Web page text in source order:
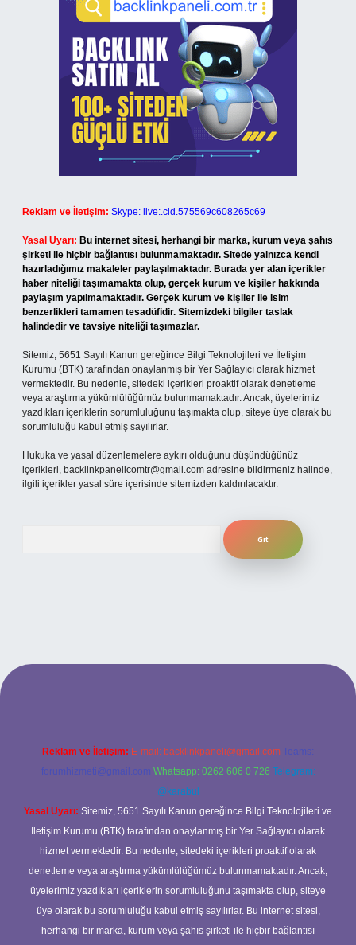
Reklam ve İletişim: Skype: live:.cid.575569c608265c69
Yasal Uyarı: Bu internet sitesi, herhangi bir marka, kurum veya şahıs
şirketi ile hiçbir bağlantısı bulunmamaktadır. Sitede yalnızca kendi
hazırladığımız makaleler paylaşılmaktadır. Burada yer alan içerikler
haber niteliği taşımamakta olup, gerçek kurum ve kişiler hakkında
paylaşım yapılmamaktadır. Gerçek kurum ve kişiler ile isim
benzerlikleri tamamen tesadüfidir. Sitemizdeki bilgiler taslak
halindedir ve tavsiye niteliği taşımazlar.
Sitemiz, 5651 Sayılı Kanun gereğince Bilgi Teknolojileri ve İletişim
Kurumu (BTK) tarafından onaylanmış bir Yer Sağlayıcı olarak hizmet
vermektedir. Bu nedenle, sitedeki içerikleri proaktif olarak denetleme
veya araştırma yükümlülüğümüz bulunmamaktadır. Ancak, üyelerimiz
yazdıkları içeriklerin sorumluluğunu taşımakta olup, siteye üye olarak bu
sorumluluğu kabul etmiş sayılırlar.
Hukuka ve yasal düzenlemelere aykırı olduğunu düşündüğünüz
içerikleri, backlinkpanelicomtr@gmail.com adresine bildirmeniz halinde,
ilgili içerikler yasal süre içerisinde sitemizden kaldırılacaktır.
Reklam ve İletişim: E-mail: backlinkpaneli@gmail.com Teams:
forumhizmeti@gmail.com Whatsapp: 0262 606 0 726 Telegram:
@karabul
Yasal Uyarı: Sitemiz, 5651 Sayılı Kanun gereğince Bilgi Teknolojileri ve
İletişim Kurumu (BTK) tarafından onaylanmış bir Yer Sağlayıcı olarak
hizmet vermektedir. Bu nedenle, sitedeki içerikleri proaktif olarak
denetleme veya araştırma yükümlülüğümüz bulunmamaktadır. Ancak,
üyelerimiz yazdıkları içeriklerin sorumluluğunu taşımakta olup, siteye
üye olarak bu sorumluluğu kabul etmiş sayılırlar. Bu internet sitesi,
herhangi bir marka, kurum veya şahıs şirketi ile hiçbir bağlantısı